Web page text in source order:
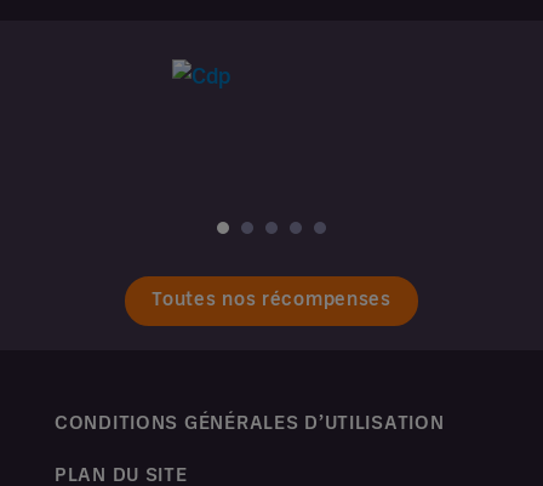
Toutes nos récompenses
CONDITIONS GÉNÉRALES D’UTILISATION
PLAN DU SITE